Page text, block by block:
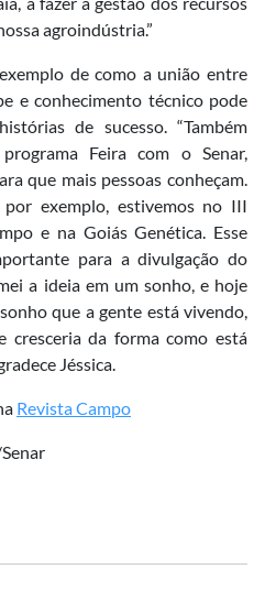
agroindústria.”
de como a união entre
e conhecimento técnico pode
de sucesso. “Também
Feira com o Senar,
que mais pessoas conheçam.
exemplo, estivemos no III
e na Goiás Genética. Esse
para a divulgação do
a ideia em um sonho, e hoje
que a gente está vivendo,
cresceria da forma como está
Jéssica.
Revista Campo